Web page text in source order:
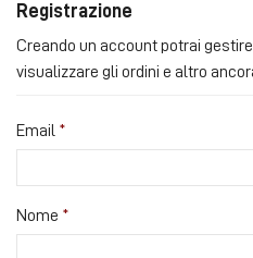
Registrazione
Creando un account potrai
visualizzare gli ordini e altro
Email
Nome